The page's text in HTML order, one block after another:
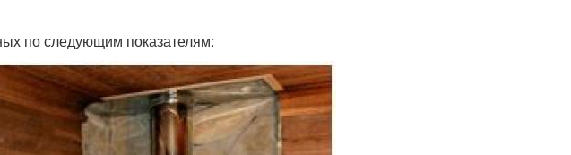
по следующим показателям: